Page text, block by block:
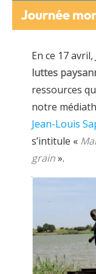
En ce 17 avril,
luttes
ressources
notre
Jean-Louis
s’intitule «
grain».